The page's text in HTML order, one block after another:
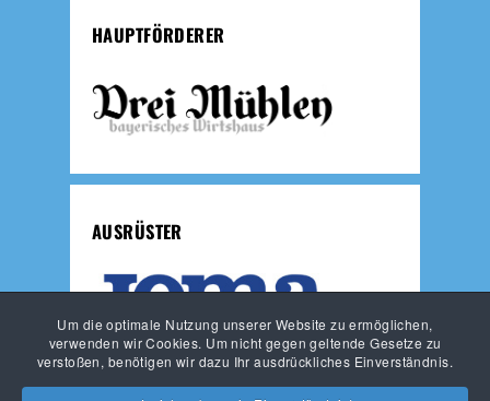
Um die optimale Nutzung unserer Website zu ermöglichen,
verwenden wir Cookies. Um nicht gegen geltende Gesetze zu
verstoßen, benötigen wir dazu Ihr ausdrückliches Einverständnis.
HAUPTFÖRDERER
AUSRÜSTER